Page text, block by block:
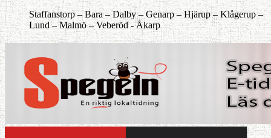
Staffanstorp –Bara –Dalby –Genarp –Hjärup –Klågerup –
Lund –Malmö –Veberöd -Åkarp